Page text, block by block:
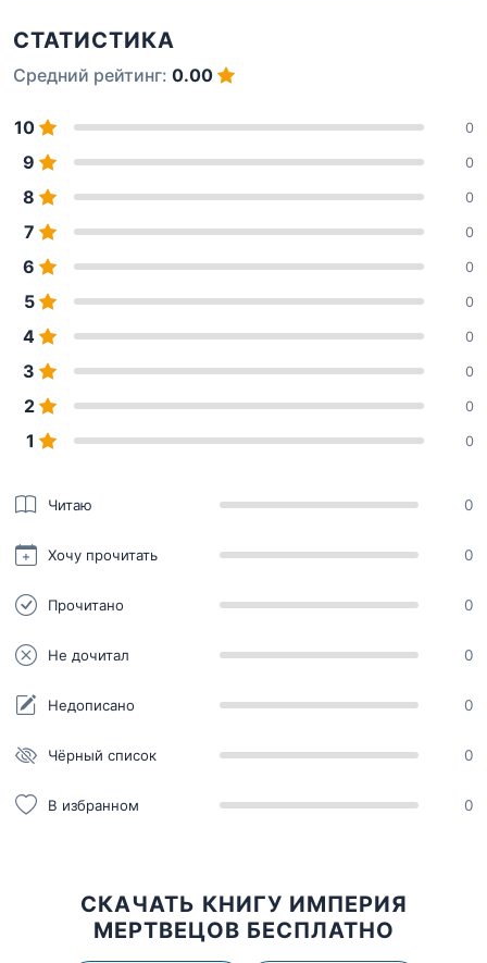
СТАТИСТИКА
Средний рейтинг: 0.00
10 0
9 0
8 0
7 0
6 0
5 0
4 0
3 0
2 0
1 0
Читаю 0
Хочу прочитать 0
Прочитано 0
Не дочитал 0
Недописано 0
Чёрный список 0
В избранном 0
СКАЧАТЬ КНИГУ ИМПЕРИЯ
МЕРТВЕЦОВ БЕСПЛАТНО